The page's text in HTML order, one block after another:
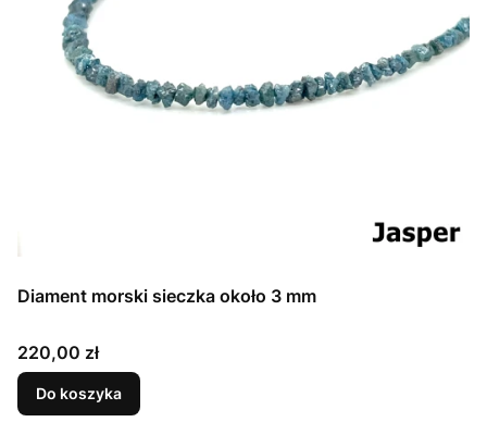
Diament morski sieczka około 3 mm
Cena
220,00 zł
Do koszyka